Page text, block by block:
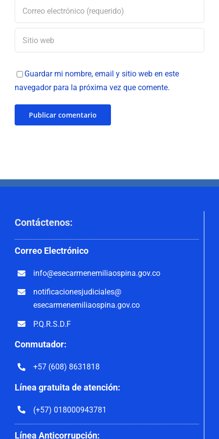
Guardar mi nombre, email y sitio web en este
navegador para la próxima vez que comente.
Contáctenos:
Correo Electrónico
info@esecarmenemiliaospina.gov.co
notificacionesjudiciales@
esecarmenemiliaospina.gov.co
P.Q.R.S.D.F
Conmutador:
+57 (608) 8631818
Línea gratuita de atención:
(+57) 018000943781
Línea Anticorrupción: